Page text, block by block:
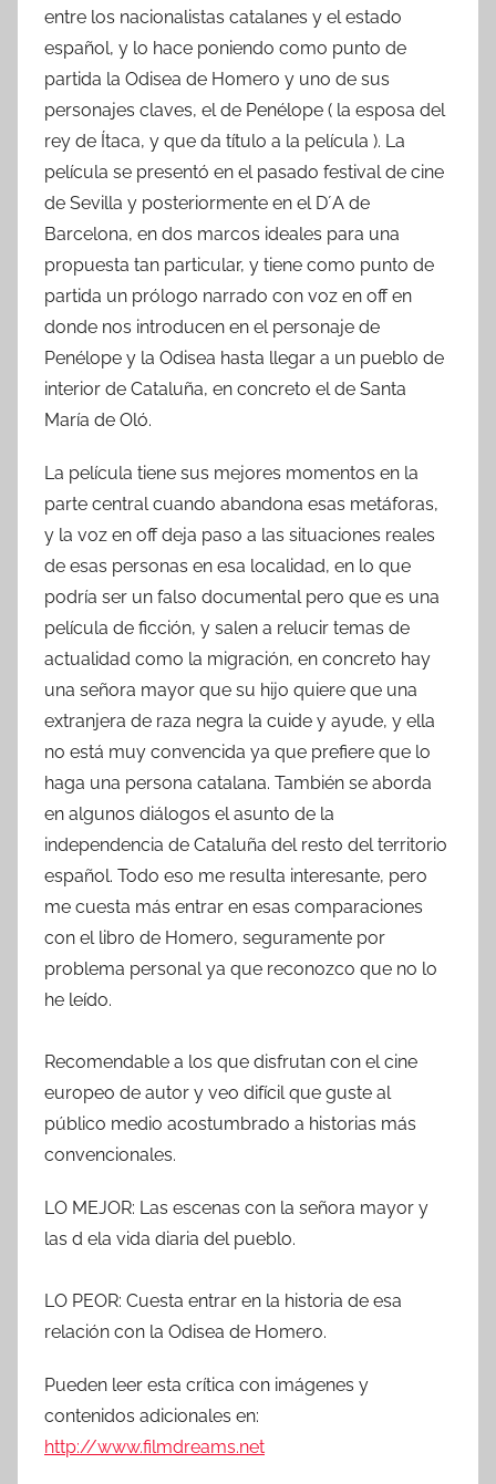
entre los nacionalistas catalanes y el estado
español, y lo hace poniendo como punto de
partida la Odisea de Homero y uno de sus
personajes claves, el de Penélope ( la esposa del
rey de Ítaca, y que da título a la película ). La
película se presentó en el pasado festival de cine
de Sevilla y posteriormente en el D´A de
Barcelona, en dos marcos ideales para una
propuesta tan particular, y tiene como punto de
partida un prólogo narrado con voz en off en
donde nos introducen en el personaje de
Penélope y la Odisea hasta llegar a un pueblo de
interior de Cataluña, en concreto el de Santa
María de Oló.
La película tiene sus mejores momentos en la
parte central cuando abandona esas metáforas,
y la voz en off deja paso a las situaciones reales
de esas personas en esa localidad, en lo que
podría ser un falso documental pero que es una
película de ficción, y salen a relucir temas de
actualidad como la migración, en concreto hay
una señora mayor que su hijo quiere que una
extranjera de raza negra la cuide y ayude, y ella
no está muy convencida ya que prefiere que lo
haga una persona catalana. También se aborda
en algunos diálogos el asunto de la
independencia de Cataluña del resto del territorio
español. Todo eso me resulta interesante, pero
me cuesta más entrar en esas comparaciones
con el libro de Homero, seguramente por
problema personal ya que reconozco que no lo
he leído.
Recomendable a los que disfrutan con el cine
europeo de autor y veo difícil que guste al
público medio acostumbrado a historias más
convencionales.
LO MEJOR: Las escenas con la señora mayor y
las d ela vida diaria del pueblo.
LO PEOR: Cuesta entrar en la historia de esa
relación con la Odisea de Homero.
Pueden leer esta crítica con imágenes y
contenidos adicionales en:
http://www.filmdreams.net